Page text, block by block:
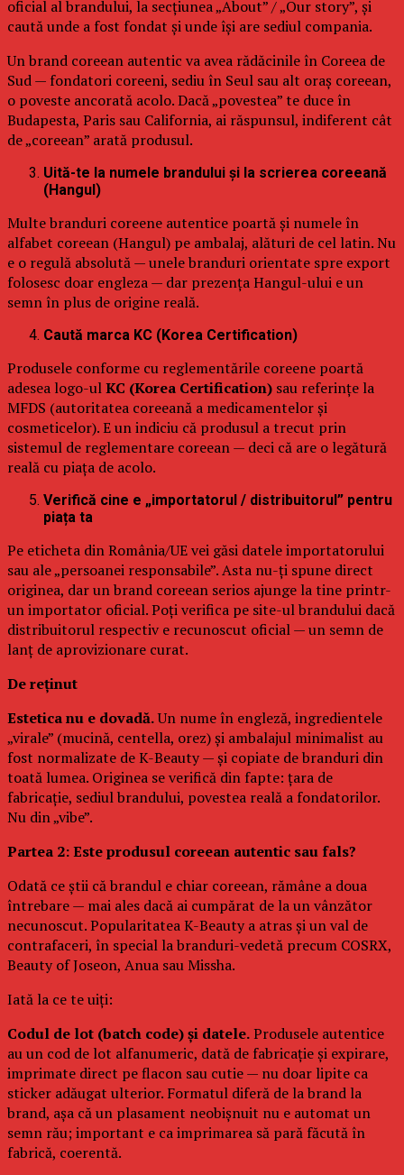
oficial al brandului, la secțiunea „About” / „Our story”, și
caută unde a fost fondat și unde își are sediul compania.
Un brand coreean autentic va avea rădăcinile în Coreea de
Sud — fondatori coreeni, sediu în Seul sau alt oraș coreean,
o poveste ancorată acolo. Dacă „povestea” te duce în
Budapesta, Paris sau California, ai răspunsul, indiferent cât
de „coreean” arată produsul.
Uită-te la numele brandului și la scrierea coreeană
(Hangul)
Multe branduri coreene autentice poartă și numele în
alfabet coreean (Hangul) pe ambalaj, alături de cel latin. Nu
e o regulă absolută — unele branduri orientate spre export
folosesc doar engleza — dar prezența Hangul-ului e un
semn în plus de origine reală.
Caută marca KC (Korea Certification)
Produsele conforme cu reglementările coreene poartă
adesea logo-ulKC (Korea Certification) sau referințe la
MFDS (autoritatea coreeană a medicamentelor și
cosmeticelor). E un indiciu că produsul a trecut prin
sistemul de reglementare coreean — deci că are o legătură
reală cu piața de acolo.
Verifică cine e „importatorul / distribuitorul” pentru
piața ta
Pe eticheta din România/UE vei găsi datele importatorului
sau ale „persoanei responsabile”. Asta nu-ți spune direct
originea, dar un brand coreean serios ajunge la tine printr-
un importator oficial. Poți verifica pe site-ul brandului dacă
distribuitorul respectiv e recunoscut oficial — un semn de
lanț de aprovizionare curat.
De reținut
Estetica nu e dovadă.Un nume în engleză, ingredientele
„virale” (mucină, centella, orez) și ambalajul minimalist au
fost normalizate de K-Beauty — și copiate de branduri din
toată lumea. Originea se verifică din fapte: țara de
fabricație, sediul brandului, povestea reală a fondatorilor.
Nu din „vibe”.
Partea 2: Este produsul coreean autentic sau fals?
Odată ce știi că brandul e chiar coreean, rămâne a doua
întrebare — mai ales dacă ai cumpărat de la un vânzător
necunoscut. Popularitatea K-Beauty a atras și un val de
contrafaceri, în special la branduri-vedetă precum COSRX,
Beauty of Joseon, Anua sau Missha.
Iată la ce te uiți:
Codul de lot (batch code) și datele.Produsele autentice
au un cod de lot alfanumeric, dată de fabricație și expirare,
imprimate direct pe flacon sau cutie — nu doar lipite ca
sticker adăugat ulterior. Formatul diferă de la brand la
brand, așa că un plasament neobișnuit nu e automat un
semn rău; important e ca imprimarea să pară făcută în
fabrică, coerentă.